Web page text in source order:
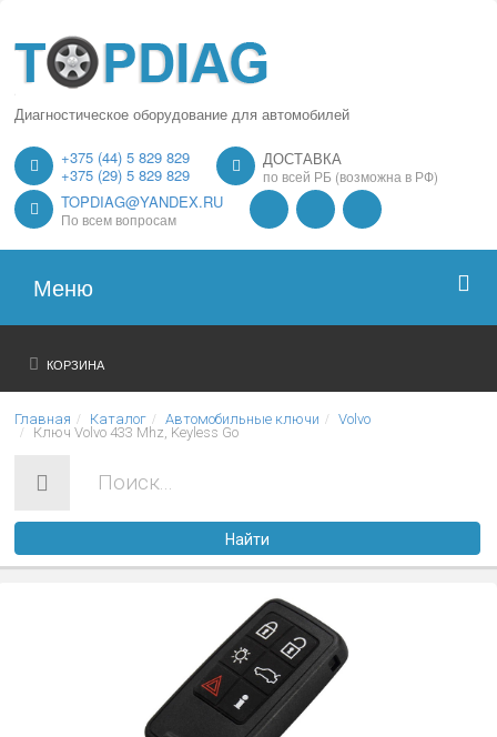
Диагностическое оборудование для автомобилей
+375 (44) 5 829 829
+375 (29) 5 829 829
ДОСТАВКА
по всей РБ (возможна в РФ)
TOPDIAG@YANDEX.RU
По всем вопросам
Меню
Главная
О нас
Оплата
КОРЗИНА
Главная Каталог Автомобильные ключи
Volvo
Ключ Volvo 433 Mhz, Keyless Go
Найти